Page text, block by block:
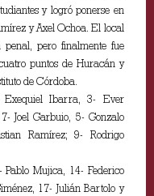
y logró ponerse en
y Axel Ochoa. El local
pero finalmente fue
puntos de Huracán y
de Córdoba.
Ibarra, 3- Ever
Joel Garbuio, 5- Gonzalo
Ramírez; 9- Rodrigo
Pablo Mujica, 14- Federico
17- Julián Bartolo y